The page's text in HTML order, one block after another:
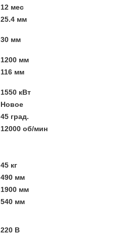
12 мес
25.4 мм
30 мм
1200 мм
116 мм
1550 кВт
Новое
45 град.
12000 об/мин
45 кг
490 мм
1900 мм
540 мм
220 В